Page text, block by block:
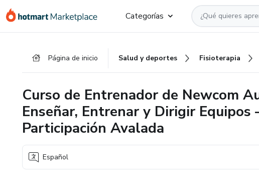
Categorías
Página de inicio Salud y deportes Fisioterapia
Curso de Entrenador de Newcom
Enseñar, Entrenar y Dirigir Equipos
Participación Avalada
Español